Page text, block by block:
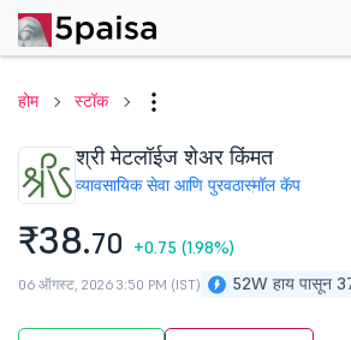
होम स्टॉक
श्री मेटलॉईज शेअर किंमत
व्यावसायिक सेवा आणि पुरवठास्मॉल कॅप
₹38.70 +0.75 (1.98%)
52W हाय पासून
06 ऑगस्ट, 2026 3:50 PM (IST)
परफॉर्मन्सफायनान्शियल्स